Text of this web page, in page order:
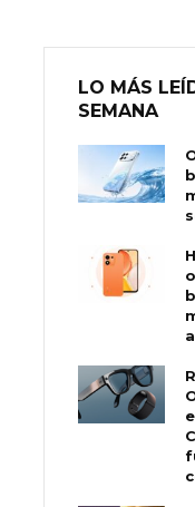
LO MÁS
SEMANA